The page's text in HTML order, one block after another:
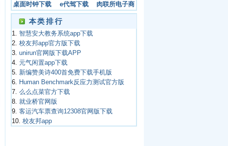
桌面时钟下载
安装无广告版
e代驾下载
app
肉联所电子商
城免费版app
本类排行
1. 智慧安大教务系统app下载
2. 校友邦app官方版下载
3. unirun官网版下载APP
4.
元气闲置app下载
5.
新编赞美诗400首免费下载手机版
6.
Human Benchmark反应力测试官方版
7. 么么点菜官方下载
8.
就业桥官网版
9. 客运汽车票查询12308官网版下载
10. 校友邦app